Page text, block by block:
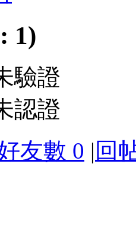
1)
驗證
認證
友數 0 | 回